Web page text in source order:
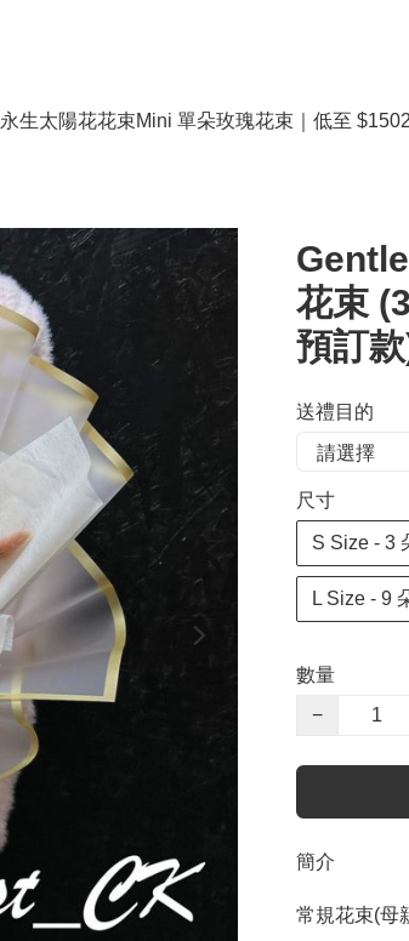
永生太陽花花束Mini 單朵玫瑰花束｜低至 $150
花束
預訂
送禮目的
尺寸
S Size - 3
L Size - 9
數量
−
簡介
常規花束(母